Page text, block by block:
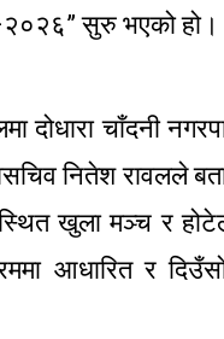
सुरु भएको हो।
दोधारा चाँदनी
नितेश रावलले
खुला मञ्च र
आधारित र